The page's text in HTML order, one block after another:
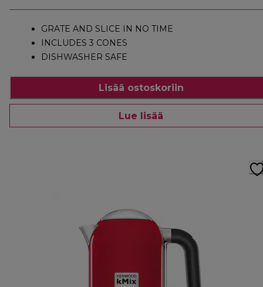
GRATE AND SLICE IN NO TIME
INCLUDES 3 CONES
DISHWASHER SAFE
Lisää ostoskoriin
Lue lisää